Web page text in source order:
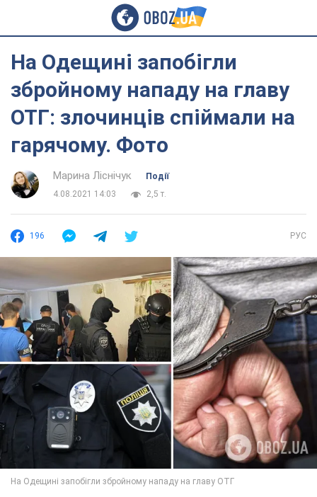
На Одещині запобігли
збройному нападу на главу
ОТГ: злочинців спіймали на
гарячому. Фото
Марина Ліснічук
Події
4.08.2021 14:03
2,5 т.
196 РУС